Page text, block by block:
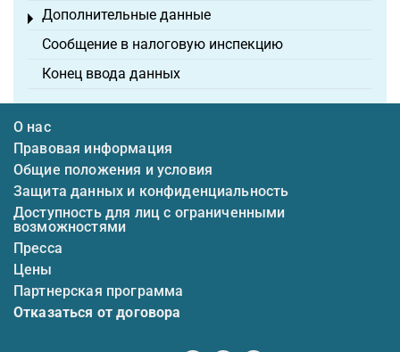
Дополнительные данные
Toggle menu
Сообщение в налоговую инспекцию
Конец ввода данных
О нас
Правовая информация
Общие положения и условия
Защита данных и конфиденциальность
Доступность для лиц с ограниченными
возможностями
Пресса
Цены
Партнерская программа
Отказаться от договора